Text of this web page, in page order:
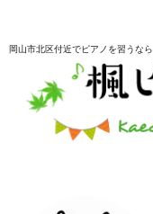
岡山市北区付近でピアノを習うなら